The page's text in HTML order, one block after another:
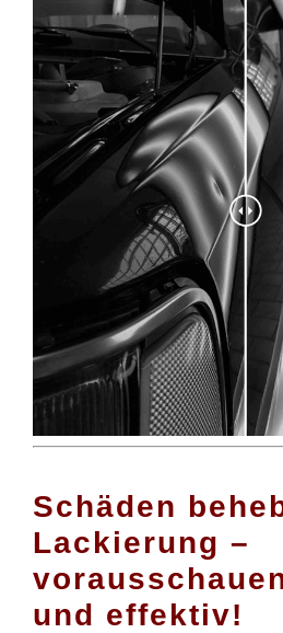
Schäden
Lackierung –
und effektiv!